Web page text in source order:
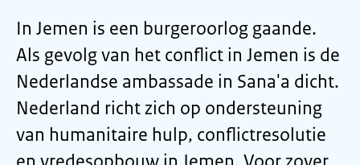
In Jemen is een burgeroorlog gaande.
Als gevolg van het conflict in Jemen is de
Nederlandse ambassade in Sana'a dicht.
Nederland richt zich op ondersteuning
van humanitaire hulp, conflictresolutie